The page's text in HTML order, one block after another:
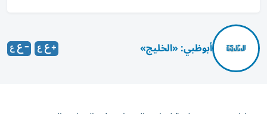
أبوظبي: «الخليج»